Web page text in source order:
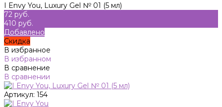
I Envy You, Luxury Gel № 01 (5 мл)
72 руб.
410 руб.
Добавлено
Скидка
В избранное
В избранном
В сравнение
В сравнении
Артикул: 154